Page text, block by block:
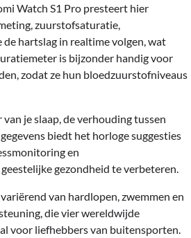
Watch S1 Pro presteert hier
zuurstofsaturatie,
hartslag in realtime volgen, wat
is bijzonder handig voor
zodat ze hun bloedzuurstofniveaus
je slaap, de verhouding tussen
biedt het horloge suggesties
en
gezondheid te verbeteren.
van hardlopen, zwemmen en
die vier wereldwijde
voor liefhebbers van buitensporten.